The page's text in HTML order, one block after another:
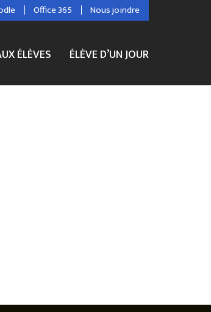
Office 365 Nous joindre
ÉLÈVES ÉLÈVE D’UN JOUR